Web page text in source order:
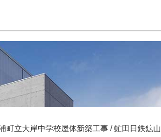
町立大岸中学校屋体新築工事 / 虻田日鉄鉱山